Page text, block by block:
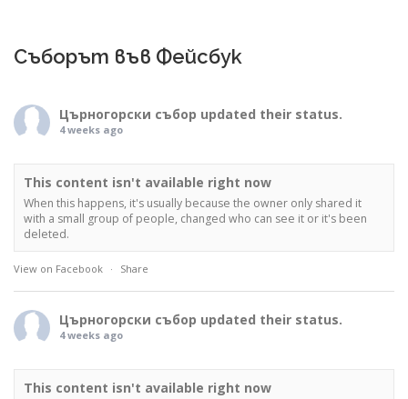
Съборът във Фейсбук
Църногорски събор updated their status.
4 weeks ago
This content isn't available right now
When this happens, it's usually because the owner only shared it
with a small group of people, changed who can see it or it's been
deleted.
View on Facebook · Share
Църногорски събор updated their status.
4 weeks ago
This content isn't available right now